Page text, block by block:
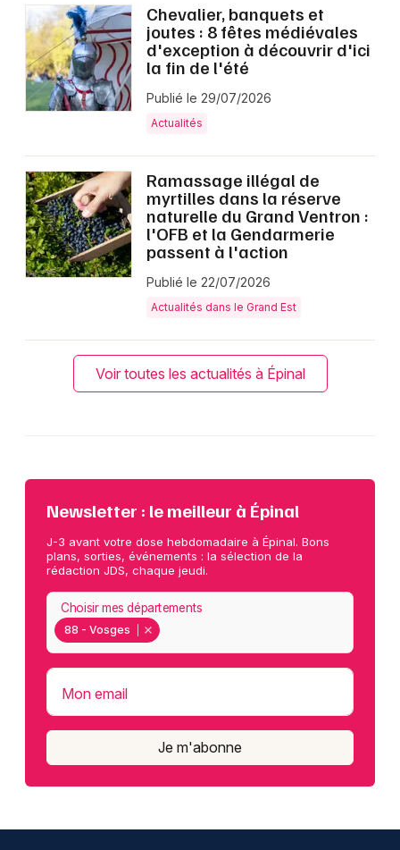
Chevalier, banquets et
joutes : 8 fêtes médiévales
d'exception à découvrir d'ici
la fin de l'été
Publié le 29/07/2026
Actualités
Ramassage illégal de
myrtilles dans la réserve
naturelle du Grand Ventron :
l'OFB et la Gendarmerie
passent à l'action
Publié le 22/07/2026
Actualités dans le Grand Est
Voir toutes les actualités à Épinal
Newsletter : le meilleur à Épinal
J-3 avant votre dose hebdomadaire à Épinal. Bons
plans, sorties, événements : la sélection de la
rédaction JDS, chaque jeudi.
88 - Vosges
Choisir mes départements
Mon email
Je m'abonne